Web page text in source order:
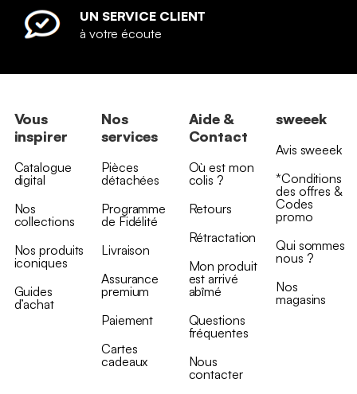
UN SERVICE CLIENT
à votre écoute
Vous
inspirer
Catalogue
digital
Nos
collections
Nos produits
iconiques
Guides
d’achat
Nos
services
Pièces
détachées
Programme
de Fidélité
Livraison
Assurance
premium
Paiement
Cartes
cadeaux
Aide &
Contact
Où est mon
colis ?
Retours
Rétractation
Mon produit
est arrivé
abîmé
Questions
fréquentes
Nous
contacter
sweeek
Avis sweeek
*Conditions
des offres &
Codes
promo
Qui sommes
nous ?
Nos
magasins